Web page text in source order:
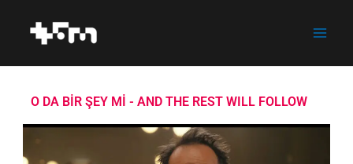
Inhalt
springen
O DA BİR ŞEY Mİ - AND THE REST WILL FOLLOW